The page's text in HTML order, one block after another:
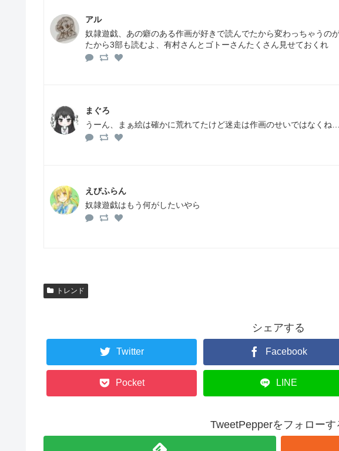
アル
奴隷遊戯、あの癖のある作画が好きで読んでたから変わっちゃうの
たから3部も読むよ、有村さんとゴトーさんたくさん見せておくれ
まぐろ
うーん、まぁ絵は確かに荒れてたけど迷走は作画のせいではなく
えびふらん
奴隷遊戯はもう何がしたいやら
トレンド
シェアする
Twitter Facebook
Pocket LINE
TweetPepperをフォローす